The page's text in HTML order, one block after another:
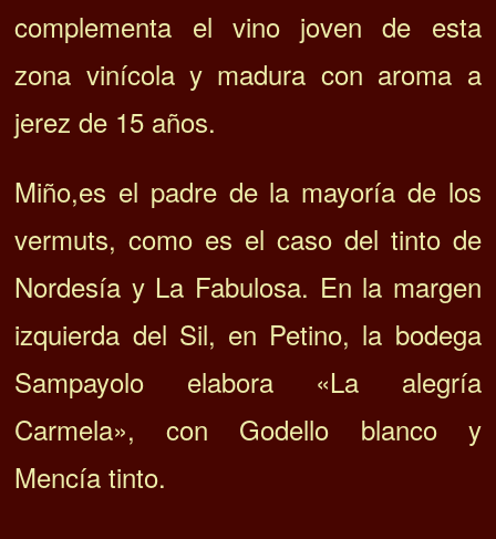
complementa el vino joven de esta
zona vinícola y madura con aroma a
jerez de 15 años.
Miño,es el padre de la mayoría de los
vermuts, como es el caso del tinto de
Nordesía y La Fabulosa. En la margen
izquierda del Sil, en Petino, la bodega
Sampayolo elabora «La alegría
Carmela», con Godello blanco y
Mencía tinto.